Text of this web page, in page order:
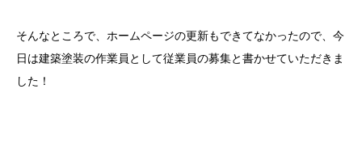
そんなところで、ホームページの更新もできてなかったので、今
日は建築塗装の作業員として従業員の募集と書かせていただきま
した！